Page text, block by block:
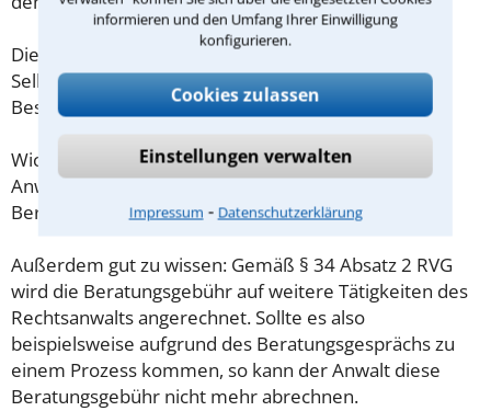
informieren und den Umfang Ihrer Einwilligung
konfigurieren.
Cookies zulassen
Einstellungen verwalten
Impressum ⁃ Datenschutzerklärung
Diese Regelung gilt jedoch nur für Verbraucher. Für
Selbstständige oder Freiberufler gilt diese
Beschränkung nicht.
Wichtig daher: Klären Sie die Kostenfrage mit Ihrem
Anwalt aus Coburg schon zu Beginn der ersten
Beratung.
Außerdem gut zu wissen: Gemäß § 34 Absatz 2 RVG
wird die Beratungsgebühr auf weitere Tätigkeiten des
Rechtsanwalts angerechnet. Sollte es also
beispielsweise aufgrund des Beratungsgesprächs zu
einem Prozess kommen, so kann der Anwalt diese
Beratungsgebühr nicht mehr abrechnen.